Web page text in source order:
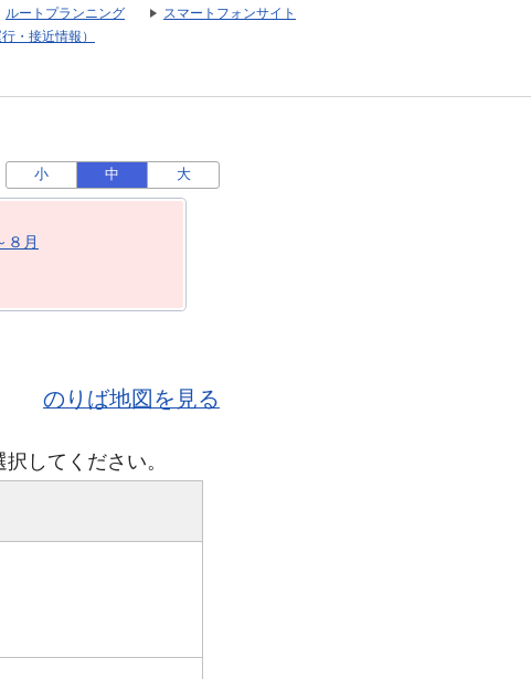
ルートプランニング
スマートフォンサイト
・接近情報）
小 中 大
８ 月
のりば地図を見る
してください。